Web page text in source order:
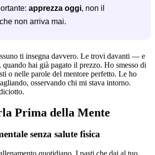
apprezza oggi, non il
non arriva mai.
ti insegna davvero. Le trovi davanti — e
hai già pagato il prezzo. Ho smesso di
o nelle parole del mentore perfetto. Le ho
osservando chi mi stava intorno.
Prima della Mente
senza salute fisica